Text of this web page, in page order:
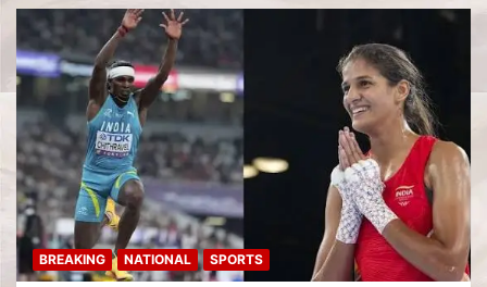
BREAKING NATIONAL SPORTS